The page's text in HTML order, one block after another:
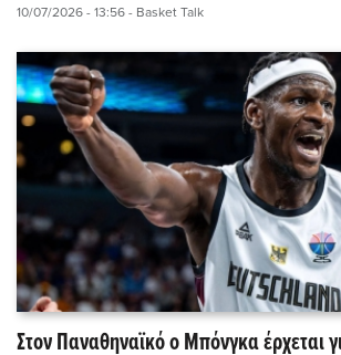
10/07/2026 - 13:56 - Basket Talk
Στον Παναθηναϊκό ο Μπόνγκα έρχεται